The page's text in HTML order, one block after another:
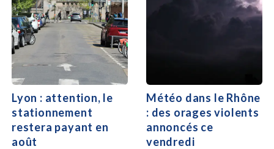
Lyon : attention, le
stationnement
restera payant en
août
Météo dans le Rhône
: des orages violents
annoncés ce
vendredi